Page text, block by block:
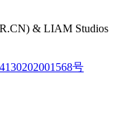
& LIAM Studios
号